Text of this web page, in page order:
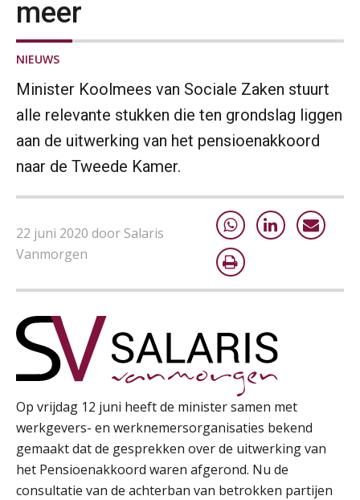
meer
NIEUWS
Minister Koolmees van Sociale Zaken stuurt
alle relevante stukken die ten grondslag liggen
aan de uitwerking van het pensioenakkoord
naar de Tweede Kamer.
22 juni 2020 door Salaris
Vanmorgen
Op vrijdag 12 juni heeft de minister samen met
werkgevers- en werknemersorganisaties bekend
gemaakt dat de gesprekken over de uitwerking van
het Pensioenakkoord waren afgerond. Nu de
consultatie van de achterban van betrokken partijen